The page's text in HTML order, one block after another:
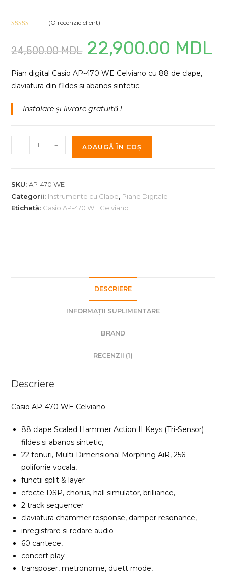
baza unei
evaluări
(O recenzie client)
24,500.00MDL
Prețul
inițial
a
24,500.00 MDL.
22,900.00 MDL
Pian digital Casio AP-470 WE Celviano cu 88 de clape,
claviatura din fildes si abanos sintetic.
Instalare și livrare gratuită !
Cantitate
Pian
AP-
470
- + ADAUGĂ ÎN COȘ
SKU:AP-470 WE
Categorii: Instrumente cu Clape, Piane Digitale
Etichetă: Casio AP-470 WE Celviano
DESCRIERE
INFORMAȚII SUPLIMENTARE
BRAND
RECENZII (1)
Descriere
Casio AP-470 WE Celviano
88 clape Scaled Hammer Action II Keys (Tri-Sensor)
fildes si abanos sintetic,
22 tonuri, Multi-Dimensional Morphing AiR, 256
polifonie vocala,
functii split & layer
efecte DSP, chorus, hall simulator, brilliance,
2 track sequencer
claviatura chammer response, damper resonance,
inregistrare si redare audio
60 cantece,
concert play
transposer, metronome, duett mode,